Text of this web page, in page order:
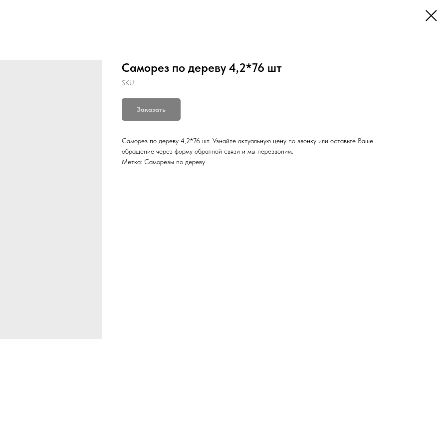
Саморез по дереву 4,2*76 шт
SKU:
Заказать
Саморез по дереву 4,2*76 шт. Узнайте актуальную цену по звонку или оставьте Ваше
обращение через форму обратной связи и мы перезвоним.
Метка: Саморезы по дереву